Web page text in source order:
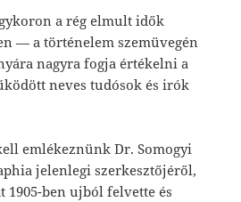
a rég elmult idők
— a történelem szemüvegén
nagyra fogja értékelni a
neves tudósok és irók
emlékeznünk Dr. Somogyi
jelenlegi szerkesztőjéről,
1905-ben ujból felvette és